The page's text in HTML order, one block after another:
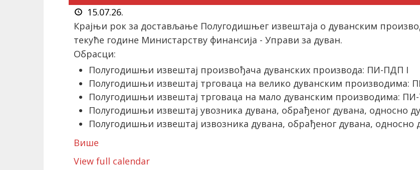
15.07.26.
Крајњи рок за достављање Полугодишњег извештаја о дуванским
текуће године Министарству финансија - Управи за дуван.
Обрасци:
Полугодишњи извештај произвођача дуванских производа: ПИ-ПДП I
Полугодишњи извештај трговаца на велико дуванским производима:
Полугодишњи извештај трговаца на мало дуванским производима:
Полугодишњи извештај увозника дувана, обрађеног дувана, односно
Полугодишњи извештај извозника дувана, обрађеног дувана,
Више
View full calendar